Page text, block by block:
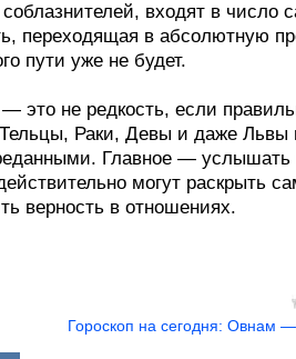
входят в число
переходящая в абсолютную
пути уже не будет.
это не редкость, если
Раки, Девы и даже
Главное — услышать
могут раскрыть
верность в отношениях.
Гороскоп на сегодня: Овнам